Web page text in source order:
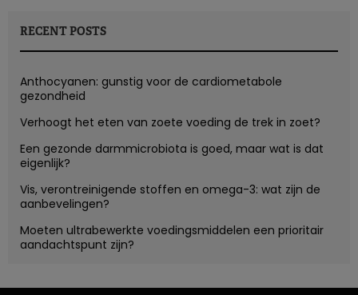
RECENT POSTS
Anthocyanen: gunstig voor de cardiometabole
gezondheid
Verhoogt het eten van zoete voeding de trek in zoet?
Een gezonde darmmicrobiota is goed, maar wat is dat
eigenlijk?
Vis, verontreinigende stoffen en omega-3: wat zijn de
aanbevelingen?
Moeten ultrabewerkte voedingsmiddelen een prioritair
aandachtspunt zijn?